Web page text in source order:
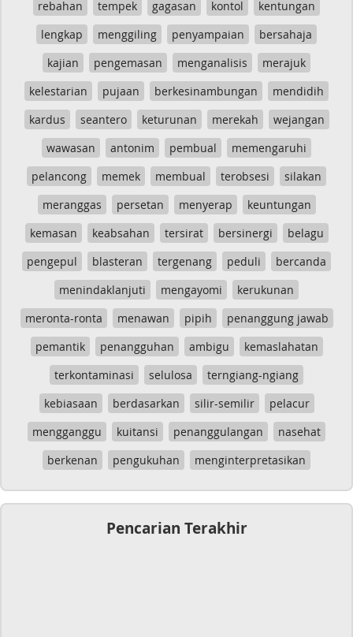
rebahan tempek gagasan kontol
kentungan
lengkap
menggiling penyampaian
bersahaja
kajian
pengemasan menganalisis
merajuk
kelestarian
pujaan berkesinambungan
mendidih
kardus
seantero keturunan merekah
wejangan
wawasan
antonim pembual
memengaruhi
pelancong
memek membual terobsesi
silakan
meranggas
persetan menyerap
keuntungan
kemasan
keabsahan tersirat bersinergi
belagu
pengepul
blasteran tergenang peduli
bercanda
menindaklanjuti
mengayomi
kerukunan
meronta-ronta
menawan pipih
penanggung jawab
pemantik
penangguhan ambigu
kemaslahatan
terkontaminasi
selulosa
terngiang-ngiang
kebiasaan
berdasarkan silir-semilir
pelacur
mengganggu
kuitansi penanggulangan
nasehat
berkenan
pengukuhan menginterpretasikan
Pencarian Terakhir